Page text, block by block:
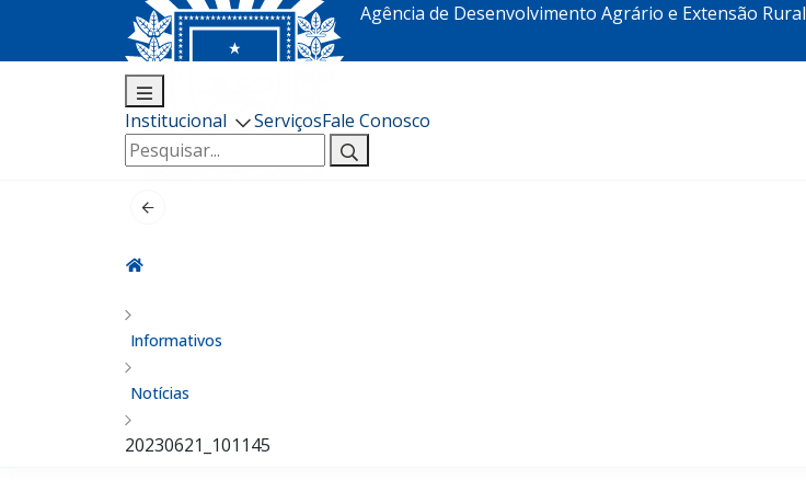
Agência de Desenvolvimento Agrário e Extensão Rural
Institucional ServiçosFale Conosco
Pesquisar
por:
Informativos
Notícias
20230621_101145